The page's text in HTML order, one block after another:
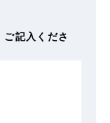
ご記入くださ